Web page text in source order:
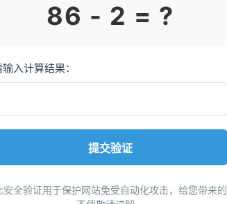
86 - 2 = ?
入计算结果：
提交验证
安全验证用于保护网站免受自动化攻击，给您带来的